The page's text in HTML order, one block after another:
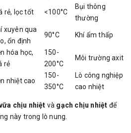
rẻ, lọc tốt <100°C
Bụi thông
thường
xuyên qua
ổn định
90°C Khí ẩm thấp
hóa học,
rẻ
150-
200°C
Môi trường axit
nhiệt cao
150-
350°C
Lò công nghiệp
cao nhiệt
chịu nhiệt và gạch chịu nhiệt để
này trong lò nung.